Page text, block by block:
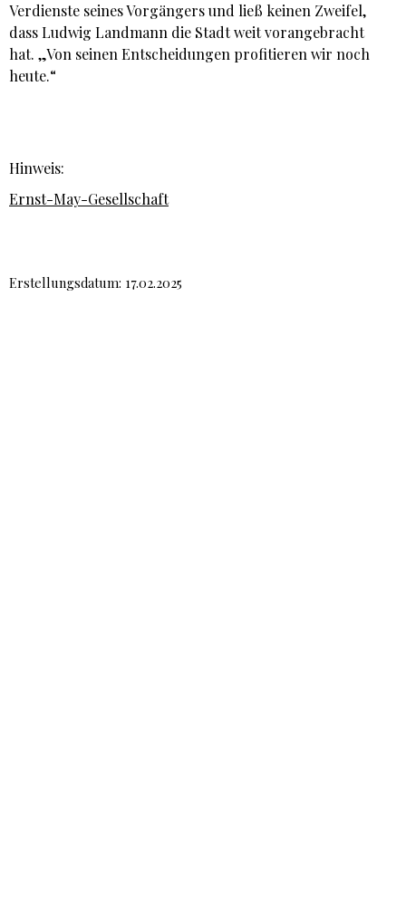
Verdienste seines Vorgängers und ließ keinen Zweifel,
dass Ludwig Landmann die Stadt weit vorangebracht
hat. „Von seinen Entscheidungen profitieren wir noch
heute.“
Hinweis:
Ernst-May-Gesellschaft
Erstellungsdatum: 17.02.2025